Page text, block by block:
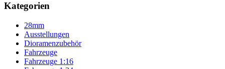
Kategorien
28mm
Ausstellungen
Dioramenzubehör
Fahrzeuge
Fahrzeuge 1:16